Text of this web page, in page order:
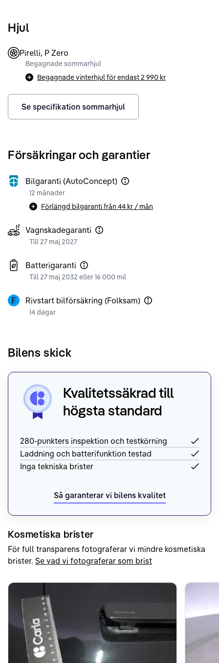
Hjul
Pirelli, P Zero
Begagnade sommarhjul
Begagnade vinterhjul för endast2 990 kr
Se specifikation sommarhjul
Försäkringar och garantier
Bilgaranti (AutoConcept)
12 månader
Förlängd bilgaranti från 44 kr / mån
Vagnskadegaranti
Till 27 maj 2027
Batterigaranti
Till 27 maj 2032 eller 16 000 mil
Rivstart bilförsäkring (Folksam)
14 dagar
Bilens skick
Kvalitetssäkrad till
högsta standard
280-punkters inspektion och testkörning
Laddning och batterifunktion testad
Inga tekniska brister
Så garanterar vi bilens kvalitet
Kosmetiska brister
För full transparens fotograferar vi mindre kosmetiska
brister. Se vad vi fotograferar som brist